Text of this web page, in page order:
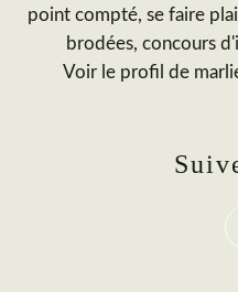
point compté, se faire
brodées, concours
Voir le profil de